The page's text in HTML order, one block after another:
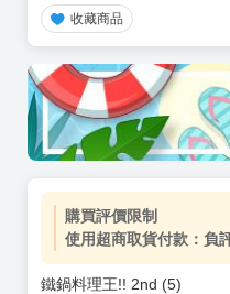
收藏商品
購買評價限制
使用超商取貨付款：負
鐵鍋料理王!! 2nd (5)